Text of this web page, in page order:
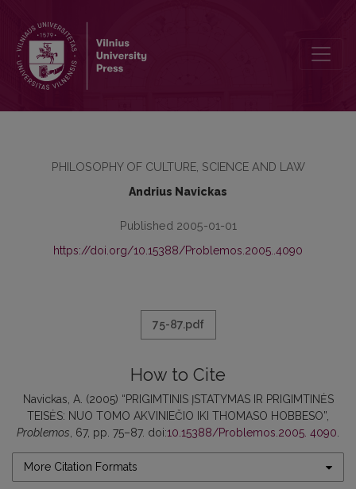
PHILOSOPHY OF CULTURE, SCIENCE AND LAW
Andrius Navickas
Published 2005-01-01
https://doi.org/10.15388/Problemos.2005..4090
75-87.pdf
How to Cite
Navickas, A. (2005) “PRIGIMTINIS ĮSTATYMAS IR PRIGIMTINĖS
TEISĖS: NUO TOMO AKVINIEČIO IKI THOMASO HOBBESO”,
Problemos , 67, pp. 75–87. doi:10.15388/Problemos.2005. 4090
More Citation Formats